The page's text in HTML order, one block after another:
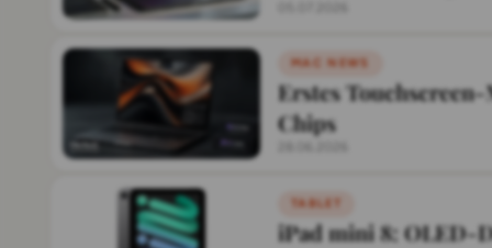
MAC NEWS
Erstes
Chips
TABLET
iPad mini 8: OLED-